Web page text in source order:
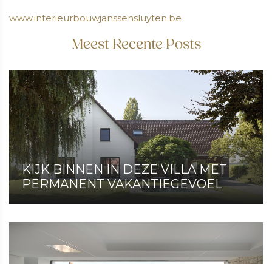
www.interieurbouwjanssensluyten.be
Meest Recente Posts
KIJK BINNEN IN DEZE VILLA MET
PERMANENT VAKANTIEGEVOEL